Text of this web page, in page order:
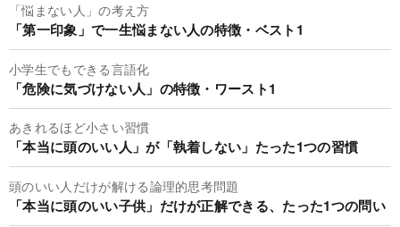
「悩まない人」の考え方
「第一印象」で一生悩まない人の特徴・ベスト1
小学生でもできる言語化
「危険に気づけない人」の特徴・ワースト1
あきれるほど小さい習慣
「本当に頭のいい人」が「執着しない」たった1つの習慣
頭のいい人だけが解ける論理的思考問題
「本当に頭のいい子供」だけが正解できる、たった1つの問い